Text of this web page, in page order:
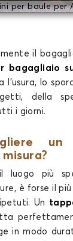
per baule per
il
bagagliaio
l'usura, lo
della
i giorni.
luogo più
è forse il
Un
in modo